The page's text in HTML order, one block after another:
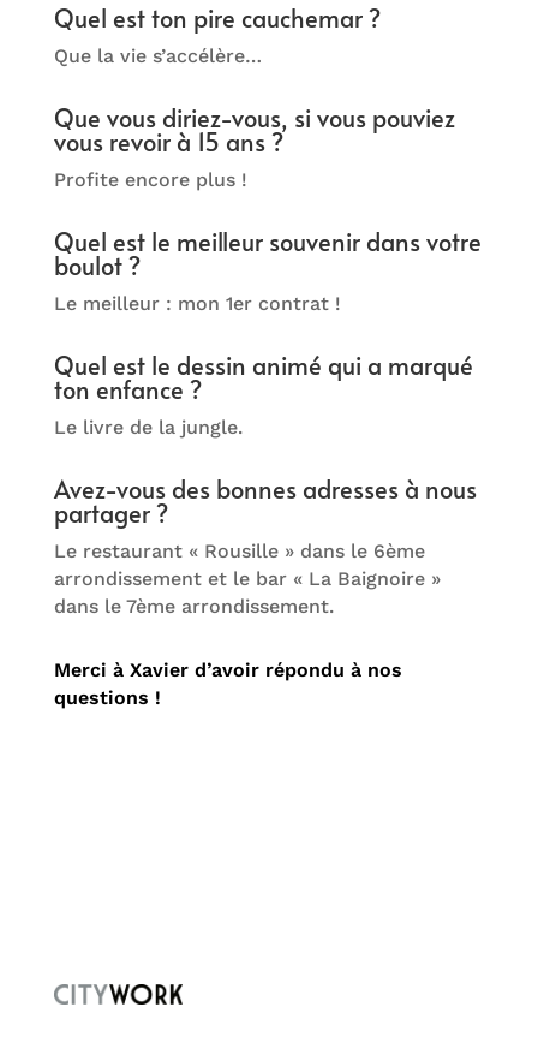
Quel est ton pire cauchemar ?
Que la vie s’accélère…
Que vous diriez-vous, si vous pouviez
vous revoir à 15 ans ?
Profite encore plus !
Quel est le meilleur souvenir dans votre
boulot ?
Le meilleur : mon 1er contrat !
Quel est le dessin animé qui a marqué
ton enfance ?
Le livre de la jungle.
Avez-vous des bonnes adresses à nous
partager ?
Le restaurant « Rousille » dans le 6ème
arrondissement et le bar « La Baignoire »
dans le 7ème arrondissement.
Merci à Xavier d’avoir répondu à nos
questions !